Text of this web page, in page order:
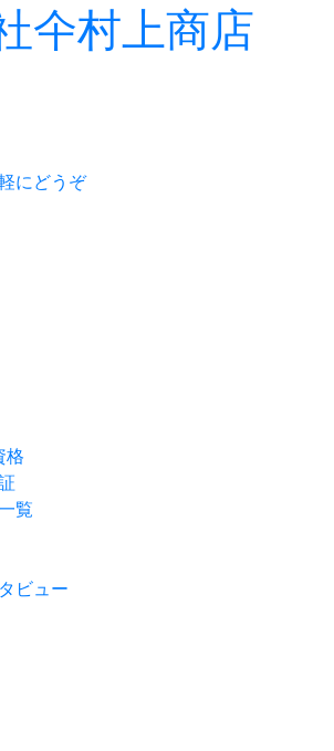
にどうぞ
格
覧
ビュー